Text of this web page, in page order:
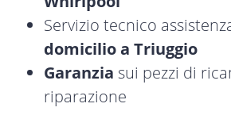
Servizio tecnico
domicilio a Triuggio
Garanzia sui pezzi di
riparazione